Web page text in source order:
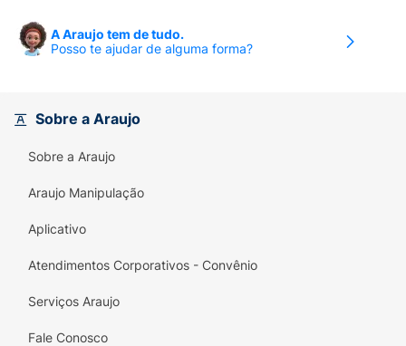
dia. A tradição da marca, que já encanta
desde 1968, garante um produto de qualidade
A Araujo tem de tudo.
Posso te ajudar de alguma forma?
Sobre a Araujo
Sobre a Araujo
Araujo Manipulação
Aplicativo
Atendimentos Corporativos - Convênio
Serviços Araujo
Fale Conosco